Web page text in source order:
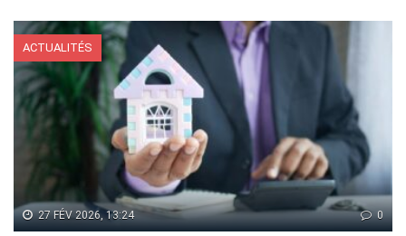
ACTUALITÉS
27 FÉV 2026, 13:24 0